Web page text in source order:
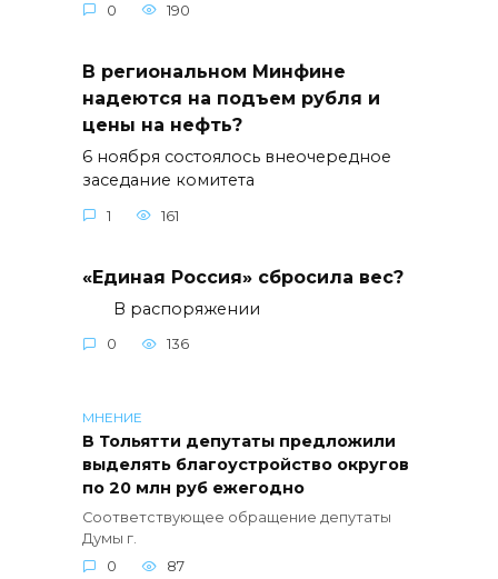
0 190
В региональном Минфине
надеются на подъем рубля и
цены на нефть?
6 ноября состоялось внеочередное
заседание комитета
1 161
«Единая Россия» сбросила вес?
В распоряжении
0 136
МНЕНИЕ
В Тольятти депутаты предложили
выделять благоустройство округов
по 20 млн руб ежегодно
Соответствующее обращение депутаты
Думы г.
0
87